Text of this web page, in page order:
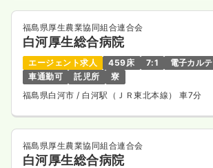
福島県厚生農業協同組合連合会
白河厚生総合病院
エージェント求人 459床 7:1
電子カルテ
車通勤可
託児所
寮
福島県白河市 / 白河駅（ＪＲ東北本線） 車7分
福島県厚生農業協同組合連合会
白河厚生総合病院